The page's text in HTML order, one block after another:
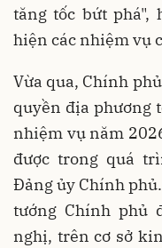
tăng tốc bứt phá",
hiện các nhiệm vụ
Vừa qua, Chính
quyền địa phương
nhiệm vụ năm
được trong quá
Đảng ủy Chính
tướng Chính phủ
nghị, trên cơ sở